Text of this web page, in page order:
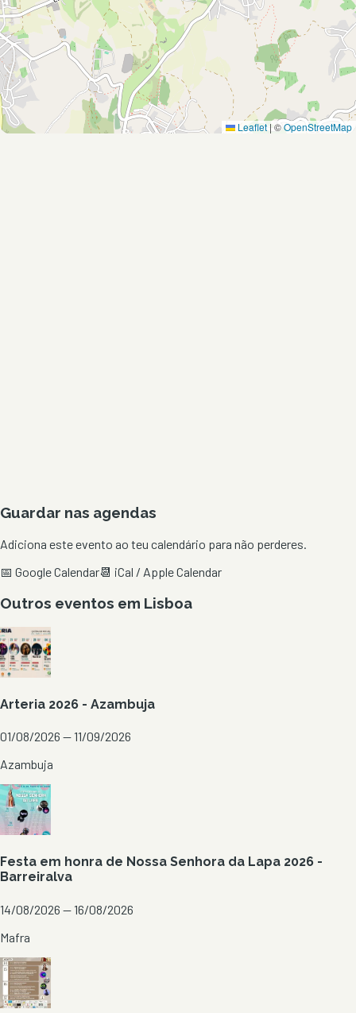
Leaflet | ©OpenStreetMap
Guardar nas agendas
Adiciona este evento ao teu calendário para não perderes.
📅 Google Calendar📆 iCal / Apple Calendar
Outros eventos em Lisboa
Arteria 2026 - Azambuja
01/08/2026 — 11/09/2026
Azambuja
Festa em honra de Nossa Senhora da Lapa 2026 -
Barreiralva
14/08/2026 — 16/08/2026
Mafra